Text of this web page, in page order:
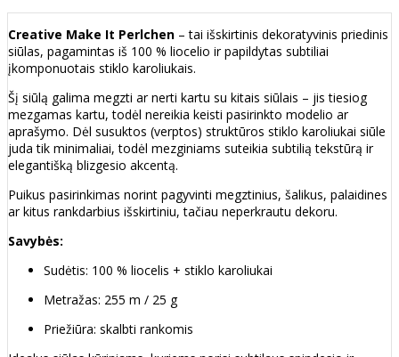
Creative Make It Perlchen – tai išskirtinis dekoratyvinis priedinis
siūlas, pagamintas iš 100 % liocelio ir papildytas subtiliai
įkomponuotais stiklo karoliukais.
Šį siūlą galima megzti ar nerti kartu su kitais siūlais – jis tiesiog
mezgamas kartu, todėl nereikia keisti pasirinkto modelio ar
aprašymo. Dėl susuktos (verptos) struktūros stiklo karoliukai siūle
juda tik minimaliai, todėl mezginiams suteikia subtilią tekstūrą ir
elegantišką blizgesio akcentą.
Puikus pasirinkimas norint pagyvinti megztinius, šalikus, palaidines
ar kitus rankdarbius išskirtiniu, tačiau neperkrautu dekoru.
Savybės:
Sudėtis: 100 % liocelis + stiklo karoliukai
Metražas: 255 m / 25 g
Priežiūra: skalbti rankomis